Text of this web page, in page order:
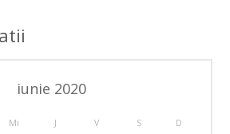
iunie 2020
Mi J V S D